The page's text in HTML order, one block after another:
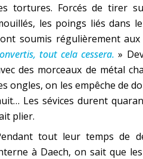
tortures. Forcés de tirer
les poings liés dans
soumis régulièrement
tout cela cessera. »
des morceaux de métal
ongles, on les empêche de
Les sévices durent
plier.
tout leur temps de
à Daech, on sait que